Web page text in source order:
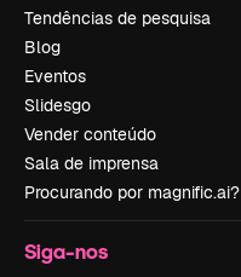
Tendências de pesquisa
Blog
Eventos
Slidesgo
Vender conteúdo
Sala de imprensa
Procurando por magnific.ai?
Siga-nos